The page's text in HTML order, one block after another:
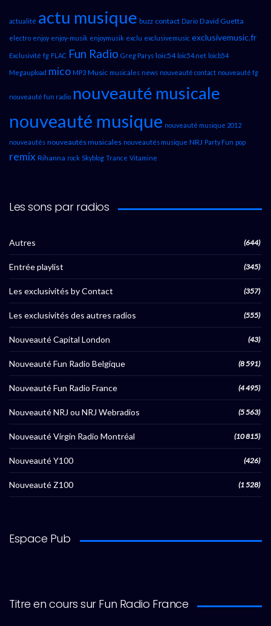
actualité actu musique buzz contact Dario David Guetta
electro enjoy enjoy-musik enjoymusik exclu exclusivemusic exclusivemusic.fr
Exclusivité fg FLAC Fun Radio Greg Parys loic54 loic54.net loicb54
Megaupload mico MP3 Music musicales news nouveauté contact nouveauté fg
nouveauté fun radio nouveauté musicale
nouveauté musique nouveauté musique 2012
nouveautés nouveautés musicales nouveautés musique NRJ Party Fun pop
remix Rihanna rock Skyblog Trance Vitamine
Les sons par radios
Autres (644)
Entrée playlist (345)
Les exclusivités by Contact (357)
Les exclusivités des autres radios (555)
Nouveauté Capital London (43)
Nouveauté Fun Radio Belgique (8 591)
Nouveauté Fun Radio France (4 495)
Nouveauté NRJ ou NRJ Webradios (5 563)
Nouveauté Virgin Radio Montréal (10 815)
Nouveauté Y100 (426)
Nouveauté Z100 (1 528)
Espace Pub
Titre en cours sur Fun Radio France